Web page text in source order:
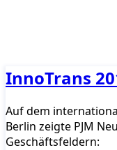
InnoTrans
Auf dem
Berlin zeigte PJM
Geschäftsfeldern: